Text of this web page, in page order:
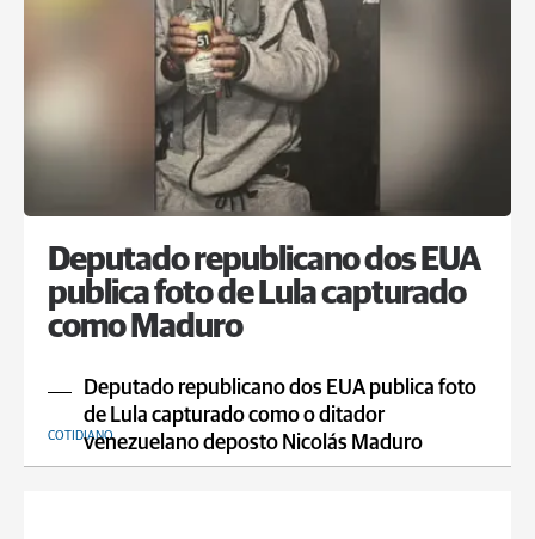
Deputado republicano dos EUA
publica foto de Lula capturado
como Maduro
Deputado republicano dos EUA publica foto
de Lula capturado como o ditador
venezuelano deposto Nicolás Maduro
COTIDIANO